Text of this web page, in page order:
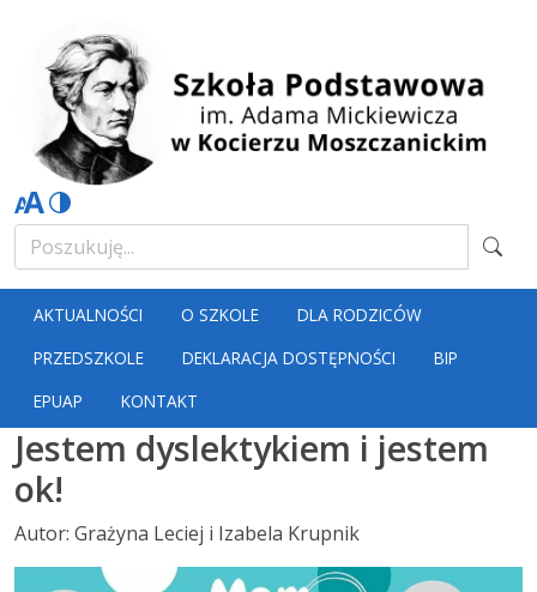
AKTUALNOŚCI O SZKOLE
DLA RODZICÓW
PRZEDSZKOLE
DEKLARACJA DOSTĘPNOŚCI
BIP
EPUAP
KONTAKT
Jestem dyslektykiem i jestem
ok!
Autor: Grażyna Leciej i Izabela Krupnik